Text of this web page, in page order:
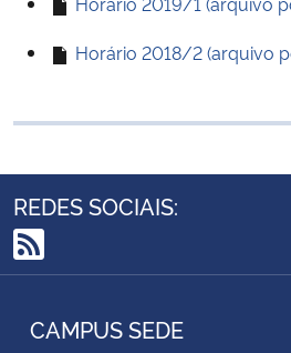
Advocacia-Geral da União
Planalto
Horário 2018/2 (arquivo
REDES SOCIAIS:
RSS
CAMPUS SEDE